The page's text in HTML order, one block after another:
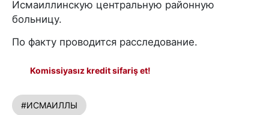
Исмаиллинскую центральную районную
больницу.
По факту проводится расследование.
Komissiyasız kredit sifariş et!
#ИСМАИЛЛЫ